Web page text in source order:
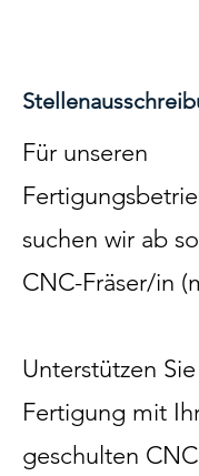
Für unseren
suchen wir ab
CNC-Fräser/in
Unterstützen
Fertigung mit
geschulten